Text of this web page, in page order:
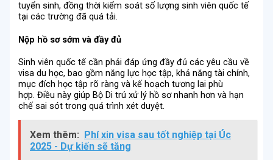
tuyển sinh, đồng thời kiểm soát số lượng sinh viên quốc tế
tại các trường đã quá tải.
Nộp hồ sơ sớm và đầy đủ
Sinh viên quốc tế cần phải đáp ứng đầy đủ các yêu cầu về
visa du học, bao gồm năng lực học tập, khả năng tài chính,
mục đích học tập rõ ràng và kế hoạch tương lai phù
hợp. Điều này giúp Bộ Di trú xử lý hồ sơ nhanh hơn và hạn
chế sai sót trong quá trình xét duyệt.
Xem thêm: Phí xin visa sau tốt nghiệp tại Úc
2025 - Dự kiến sẽ tăng